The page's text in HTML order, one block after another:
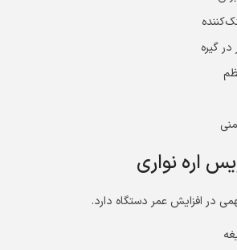
گیره
اره نواری
در افزایش عمر دستگاه دارد.